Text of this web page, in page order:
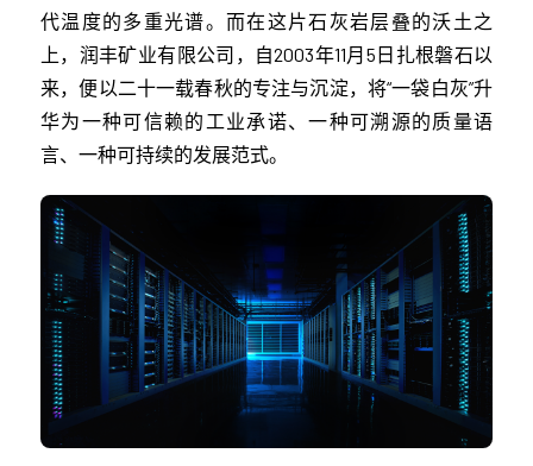
代温度的多重光谱。而在这片石灰岩层叠的沃土之
上，润丰矿业有限公司，自2003年11月5日扎根磐石以
来，便以二十一载春秋的专注与沉淀，将“一袋白灰”升
华为一种可信赖的工业承诺、一种可溯源的质量语
言、一种可持续的发展范式。